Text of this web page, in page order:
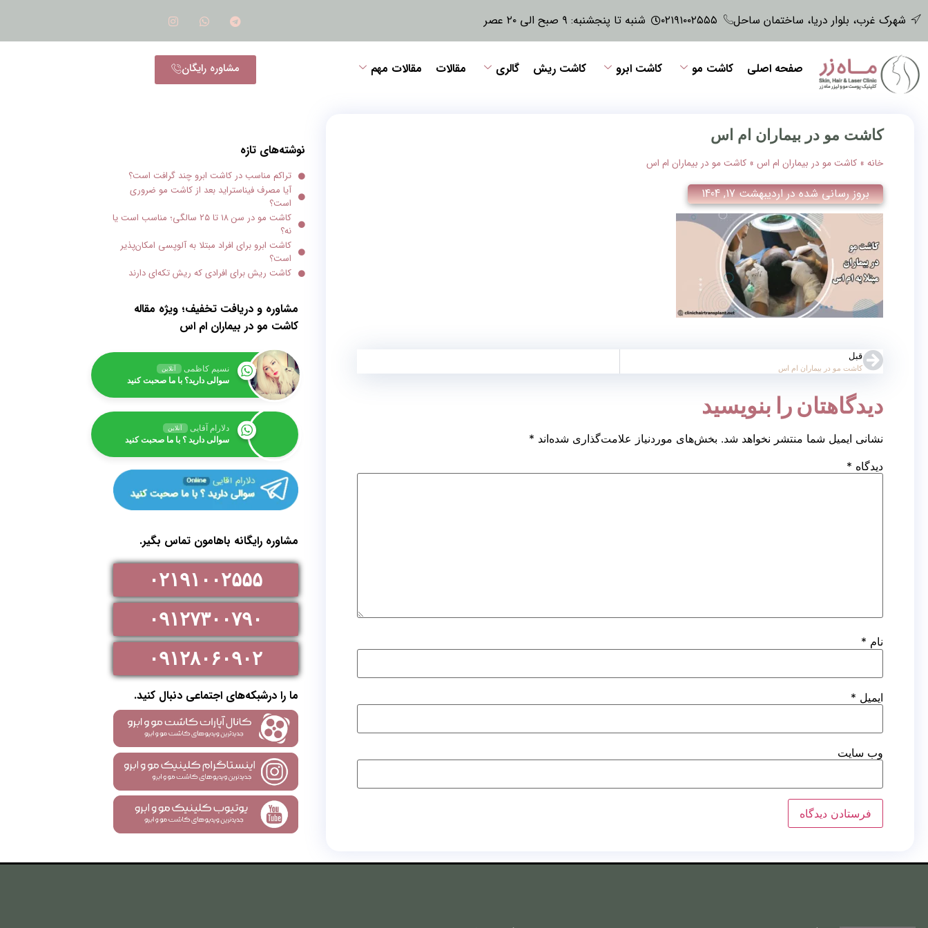
شهرک غرب، بلوار دریا، ساختمان ساحل ۰۲۱۹۱۰۰۲۵۵۵ شنبه تا پنجشنبه: ۹ صبح الی ۲۰ عصر
صفحه اصلی کاشت مو کاشت ابرو کاشت ریش گالری مقالات مقالات مهم مشاوره رایگان
کاشت مو در بیماران ام اس
خانه » کاشت مو در بیماران ام اس » کاشت مو در بیماران ام اس
بروز رسانی شده دراردیبهشت 17, 1404
قبل
کاشت مو در بیماران ام اس
دیدگاهتان را بنویسید
نشانی ایمیل شما منتشر نخواهد شد. بخش‌های موردنیاز علامت‌گذاری شده‌اند *
دیدگاه *
نام *
ایمیل *
وب‌ سایت
نوشته‌های تازه
تراکم مناسب در کاشت ابرو چند گرافت است؟
آیا مصرف فیناستراید بعد از کاشت مو ضروری
است؟
کاشت مو در سن ۱۸ تا ۲۵ سالگی؛ مناسب است یا
نه؟
کاشت ابرو برای افراد مبتلا به آلوپسی امکان‌پذیر
است؟
کاشت ریش برای افرادی که ریش تکه‌ای دارند
مشاوره و دریافت تخفیف؛ ویژه مقاله
کاشت مو در بیماران ام اس
نسیم کاظمی آنلاین
سوالی دارید؟ با ما صحبت کنید
دلارام آقایی آنلاین
سوالی دارید ؟ با ما صحبت کنید
مشاوره رایگانه باهامون تماس بگیر.
۰۲۱۹۱۰۰۲۵۵۵
۰۹۱۲۷۳۰۰۷۹۰
۰۹۱۲۸۰۶۰۹۰۲
ما را درشبکه‌های اجتماعی دنبال کنید.